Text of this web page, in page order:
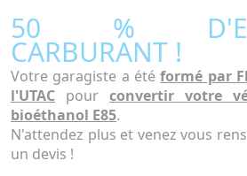
50 %
CARBURANT !
Votre garagiste a étéformé par
l'UTAC pour convertir votre
bioéthanol E85.
N'attendez plus et venez vous
un devis !